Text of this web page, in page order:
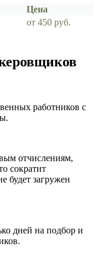
Цена
от 450 руб.
работников с
отчислениям,
сократит
будет загружен
дней на подбор и